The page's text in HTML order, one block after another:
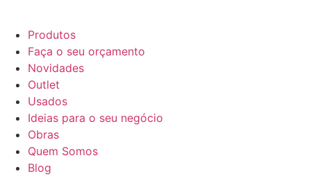
Produtos
Faça o seu orçamento
Novidades
Outlet
Usados
Ideias para o seu negócio
Obras
Quem Somos
Blog